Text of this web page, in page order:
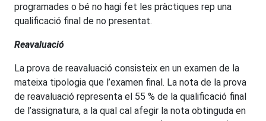
programades o bé no hagi fet les pràctiques rep una
qualificació final de no presentat.
Reavaluació
La prova de reavaluació consisteix en un examen de la
mateixa tipologia que l’examen final. La nota de la prova
de reavaluació representa el 55 % de la qualificació final
de l’assignatura, a la qual cal afegir la nota obtinguda en